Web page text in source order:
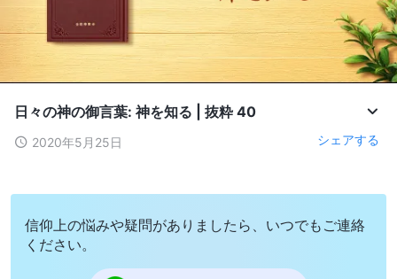
日々の神の御言葉: 神を知る | 抜粋 40
2020年5月25日 シェアする
信仰上の悩みや疑問がありましたら、いつでもご連絡
ください。